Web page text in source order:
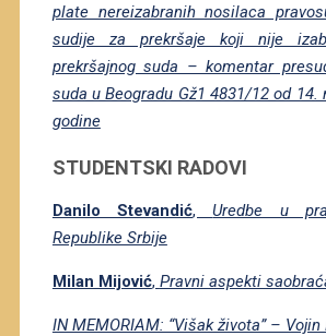
plate nereizabranih nosilaca
sudije za prekršaje koji nije
prekršajnog suda – komentar
suda u Beogradu Gž1 4831/12 od 14.
godine
STUDENTSKI RADOVI
Danilo Stevandić,Uredbe u
Republike Srbije
Milan Mijović, Pravni aspekti
IN MEMORIAM: “Višak života” –